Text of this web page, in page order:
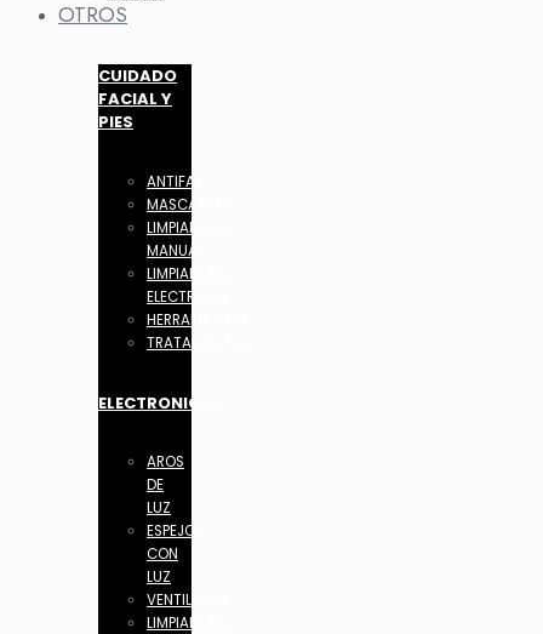
OTROS
CUIDADO
FACIAL Y
PIES
ANTIFAZ
MASCARILLAS
LIMPIADORES
MANUAL
LIMPIADORES
ELECTRICOS
HERRAMIENTAS
TRATAMIENTOS
ELECTRONICOS
AROS
DE
LUZ
ESPEJOS
CON
LUZ
VENTILADOR
LIMPIADORES